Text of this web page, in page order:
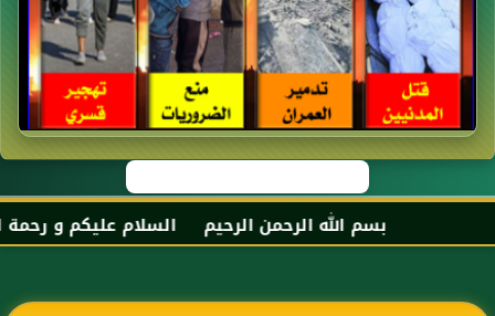
بسم الله الرحمن الرحيم السلام عليكم و رحمة